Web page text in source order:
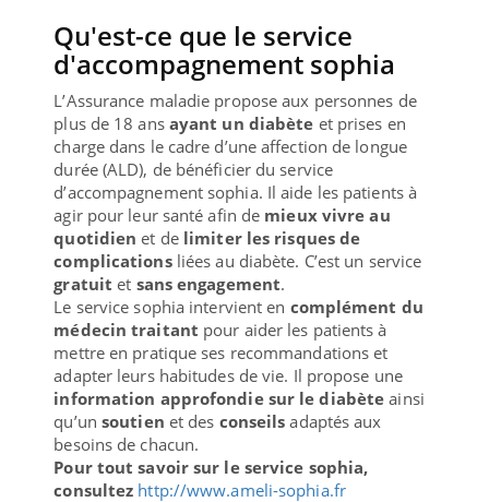
Qu'est-ce que le service
d'accompagnement sophia
L’Assurance maladie propose aux personnes de
plus de 18 ans ayant un diabète et prises en
charge dans le cadre d’une affection de longue
durée (ALD), de bénéficier du service
d’accompagnement sophia. Il aide les patients à
agir pour leur santé afin de mieux vivre au
quotidien et delimiter les risques de
complicationsliées au diabète. C’est un service
gratuit et sans engagement.
Le service sophia intervient en complément du
médecin traitant pour aider les patients à
mettre en pratique ses recommandations et
adapter leurs habitudes de vie. Il propose une
information approfondie sur le diabète ainsi
qu’un soutien et des conseilsadaptés aux
besoins de chacun.
Pour tout savoir sur le service sophia,
consultez http://www.ameli-sophia.fr